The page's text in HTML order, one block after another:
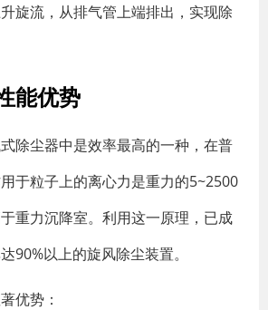
旋流，从排气管上端排出，实现除
能优势
除尘器中是效率最高的一种，在普
于粒子上的离心力是重力的5~2500
重力沉降室。利用这一原理，已成
90%以上的旋风除尘装置。
优势：